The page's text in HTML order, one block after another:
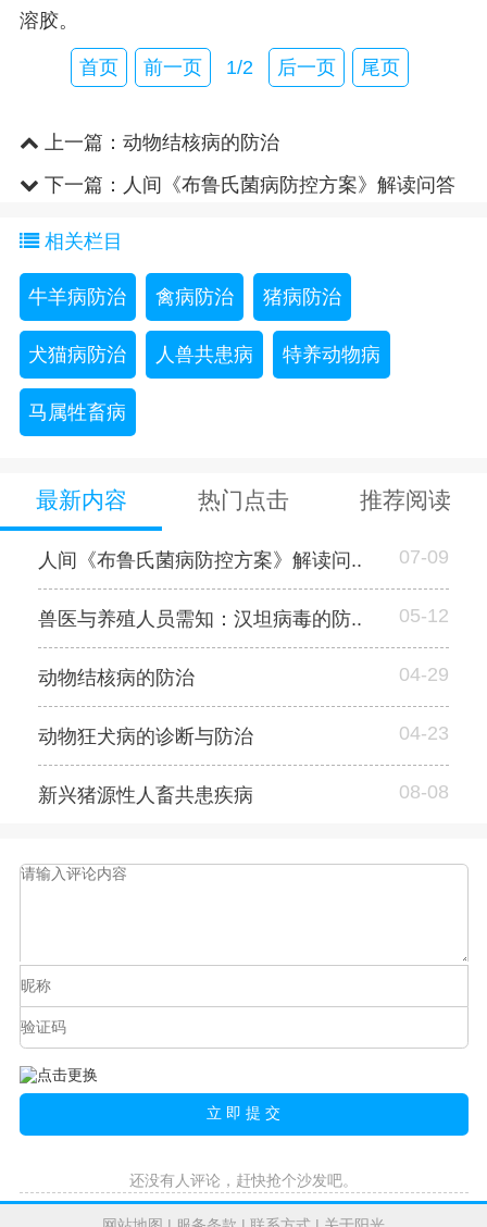
溶胶。
首页 前一页 1/2 后一页 尾页
上一篇： 动物结核病的防治
下一篇： 人间《布鲁氏菌病防控方案》解读问答
相关栏目
牛羊病防治 禽病防治 猪病防治
犬猫病防治 人兽共患病 特养动物病
马属牲畜病
最新内容 热门点击 推荐阅读
人间《布鲁氏菌病防控方案》解读问.. 07-09
兽医与养殖人员需知：汉坦病毒的防.. 05-12
动物结核病的防治 04-29
动物狂犬病的诊断与防治 04-23
新兴猪源性人畜共患疾病 08-08
还没有人评论，赶快抢个沙发吧。